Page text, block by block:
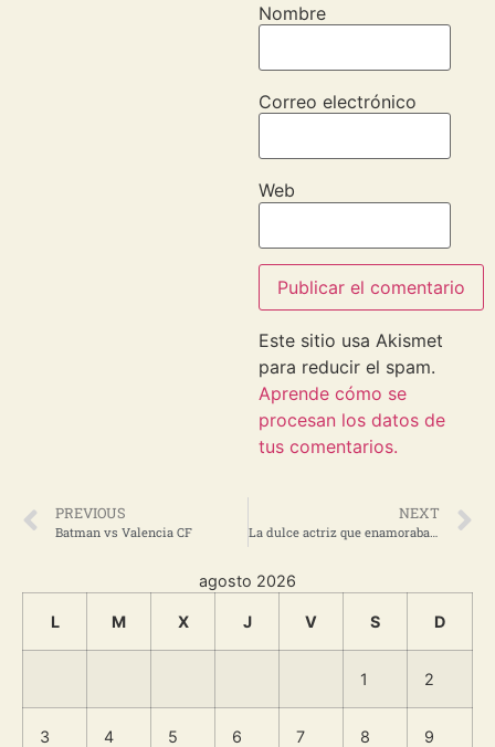
Nombre
Correo electrónico
Web
Este sitio usa Akismet
para reducir el spam.
Aprende cómo se
procesan los datos de
tus comentarios.
PREVIOUS
Batman vs Valencia CF
NEXT
La dulce actriz que enamoraba al cine, al teatro y a la televisión
agosto 2026
L M X J V S D
1 2
3 4 5 6 7 8 9